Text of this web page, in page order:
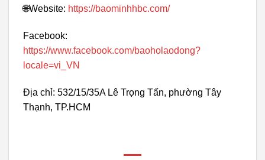
🌐Website: https://baominhhbc.com/
Facebook:
https://www.facebook.com/baoholaodong?
locale=vi_VN
Địa chỉ: 532/15/35A Lê Trọng Tấn, phường Tây
Thạnh, TP.HCM